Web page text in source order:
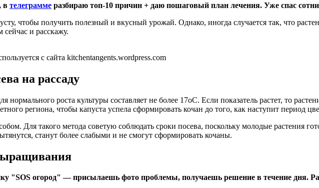
в телеграмме разбираю топ-10 причин + даю пошаговый план лечения. Уже спас сотни
чтобы получить полезный и вкусный урожай. Однако, иногда случается так, что
и расскажу.
с сайта kitchentangents.wordpress.com
на рассаду
роста культуры составляет не более 17оС. Если показатель растет, то
региона, чтобы капуста успела сформировать кочан до того, как наступит период
Для такого метода советую соблюдать сроки посева, поскольку молодые растения
станут более слабыми и не смогут сформировать кочаны.
"SOS огород" — присылаешь фото проблемы, получаешь решение в течение дня.